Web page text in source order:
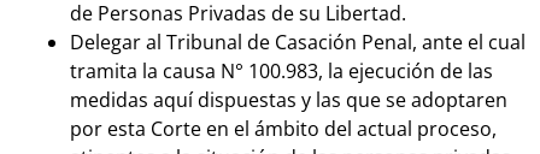
de Personas Privadas de su Libertad.
Delegar al Tribunal de Casación Penal, ante el cual
tramita la causa N° 100.983, la ejecución de las
medidas aquí dispuestas y las que se adoptaren
por esta Corte en el ámbito del actual proceso,